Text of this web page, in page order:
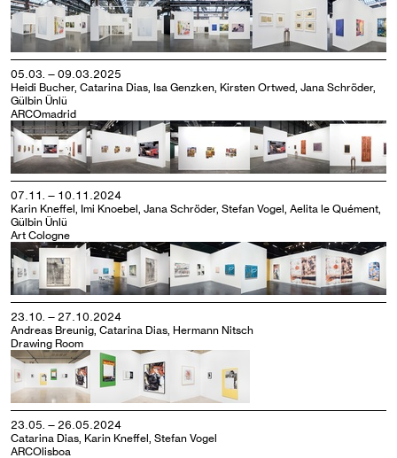
05.03. — 09.03.2025
Heidi Bucher, Catarina Dias, Isa Genzken, Kirsten Ortwed, Jana Schröder,
Gülbin Ünlü
ARCOmadrid
07.11. — 10.11.2024
Karin Kneffel, Imi Knoebel, Jana Schröder, Stefan Vogel, Aelita le Quément,
Gülbin Ünlü
Art Cologne
23.10. — 27.10.2024
Andreas Breunig, Catarina Dias, Hermann Nitsch
Drawing Room
23.05. — 26.05.2024
Catarina Dias, Karin Kneffel, Stefan Vogel
ARCOlisboa